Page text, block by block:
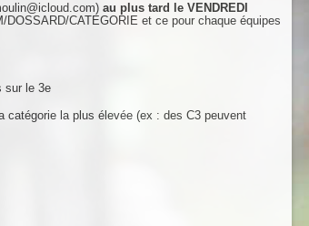
au plus tard le VENDREDI
CATEGORIE et ce pour chaque équipes
sur le 3e
catégorie la plus élevée (ex : des C3 peuvent